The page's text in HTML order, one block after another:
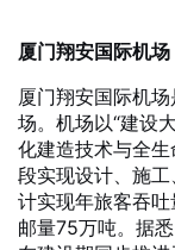
厦门翔安国际机场
厦门翔安国际机
场。机场以“建设
化建造技术与全
段实现设计、施
计实现年旅客吞
邮量75万吨。据